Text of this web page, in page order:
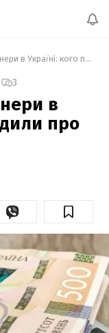
Штрафи за кондиціонери в Україні: кого попередили про можливі санкції
3
в
про